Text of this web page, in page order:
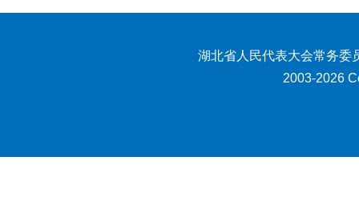
湖北省人民代表大会常务委
2003-2026